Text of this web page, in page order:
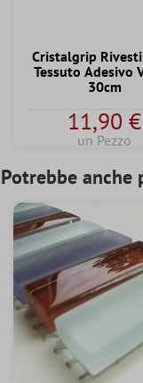
Cristalgrip
Tessuto Adesivo
30cm
11,90 €
un Pezzo
Potrebbe anche